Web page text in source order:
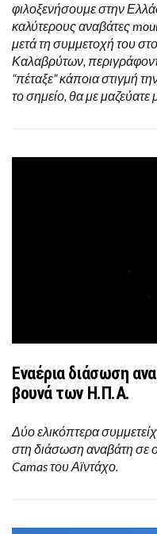
φιλοξενήσουμε στην
καλύτερους αναβάτες
μετά τη συμμετοχή του
Καλαβρύτων,
“πέταξε” κάποια στιγμή
το σημείο, θα με μαζεύατε
Εναέρια διάσωση
βουνά των Η.Π.Α.
Δύο ελικόπτερα
στη διάσωση αναβάτη σε
Camas του Αϊντάχο.